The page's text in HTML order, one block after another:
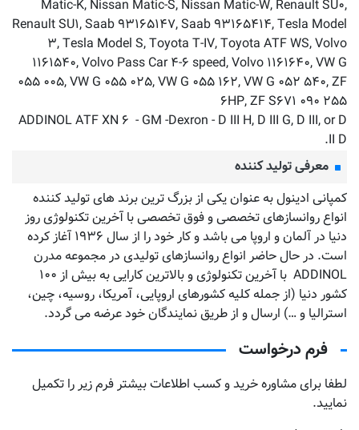
Matic-K, Nissan Matic-S, Nissan Matic-W, Renault SU۰,
Renault SU۱, Saab ۹۳۱۶۵۱۴۷, Saab ۹۳۱۶۵۴۱۴, Tesla Model
۳, Tesla Model S, Toyota T-IV, Toyota ATF WS, Volvo
۱۱۶۱۵۴۰, Volvo Pass Car ۴-۶ speed, Volvo ۱۱۶۱۶۴۰, VW G
۰۵۵ ۰۰۵, VW G ۰۵۵ ۰۲۵, VW G ۰۵۵ ۱۶۲, VW G ۰۵۲ ۵۴۰, ZF
۶HP, ZF S۶۷۱ ۰۹۰ ۲۵۵
ADDINOL ATF XN ۶ - GM -Dexron - D III H, D III G, D III, or D
II D.
معرفی تولید کننده
کمپانی ادینول به عنوان یکی از بزرگ ترین برند های تولید کننده
انواع روانسازهای تخصصی و فوق تخصصی با آخرین تکنولوژی روز
دنیا در آلمان و اروپا می باشد و کار خود را از سال ۱۹۳۶ آغاز کرده
است. در حال حاضر انواع روانسازهای تولیدی در مجموعه مدرن
ADDINOL با آخرین تکنولوژی و بالاترین کارایی به بیش از ۱۰۰
کشور دنیا (از جمله کلیه کشورهای اروپایی، آمریکا، روسیه، چین،
استرالیا و …) ارسال و از طریق نمایندگان خود عرضه می گردد.
فرم درخواست
لطفا برای مشاوره خرید و کسب اطلاعات بیشتر فرم زیر را تکمیل
نمایید.